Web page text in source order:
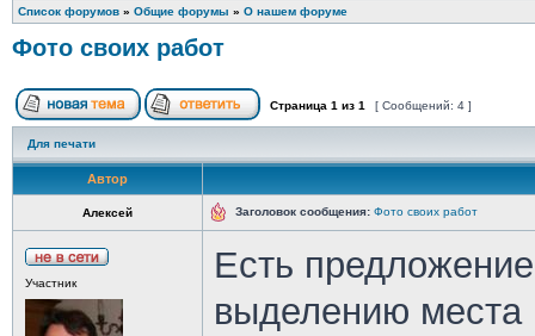
Список форумов » Общие форумы » О нашем форуме
Фото своих работ
Страница 1 из 1 [ Сообщений: 4 ]
Для печати
Автор
Алексей Заголовок сообщения: Фото своих работ
Участник
Есть
выделению места